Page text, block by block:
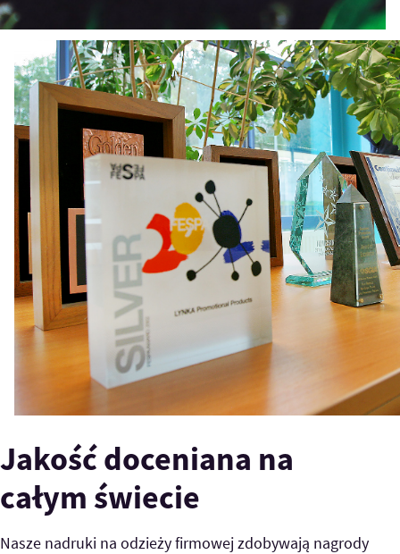
Jakość doceniana na
całym świecie
Nasze nadruki na odzieży firmowej zdobywają nagrody